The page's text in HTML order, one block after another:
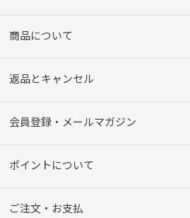
商品について
返品とキャンセル
会員登録・メールマガジン
ポイントについて
ご注文・お支払